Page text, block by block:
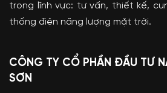
trong lĩnh vực: tư vấn, thiết kế,
thống điện năng lượng mặt trời.
CÔNG TY CỔ PHẦN ĐẦU TƯ
SƠN